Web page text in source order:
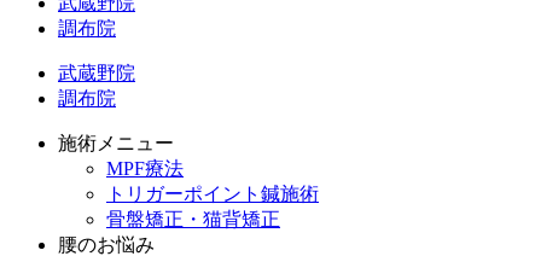
調布院
武蔵野院
調布院
施術メニュー
MPF療法
トリガーポイント鍼施術
骨盤矯正・猫背矯正
腰のお悩み